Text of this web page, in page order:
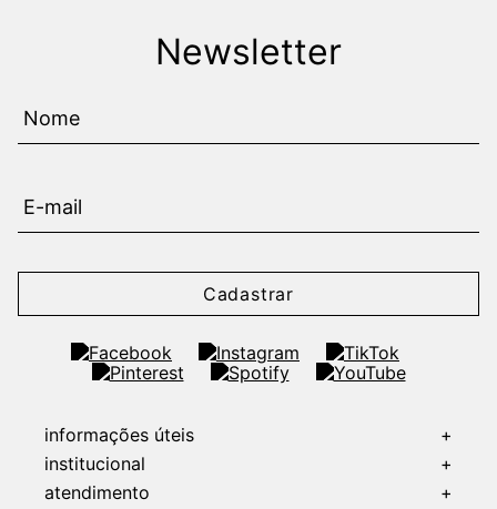
Newsletter
Cadastrar
informações úteis
+
institucional
+
atendimento
+